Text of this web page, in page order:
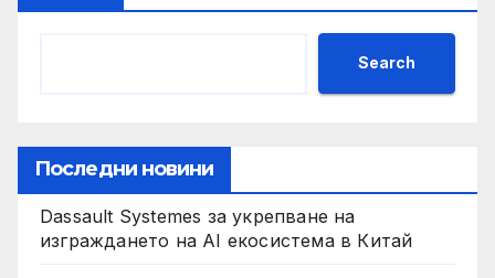
Search
Последни новини
Dassault Systemes за укрепване на
изграждането на AI екосистема в Китай